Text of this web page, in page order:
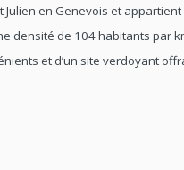
en Genevois et
densité de 104 habitants par
et d’un site verdoyant